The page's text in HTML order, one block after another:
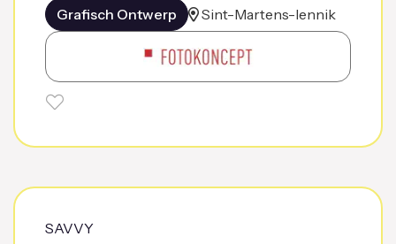
Grafisch Ontwerp Sint-Martens-lennik
SAVVY